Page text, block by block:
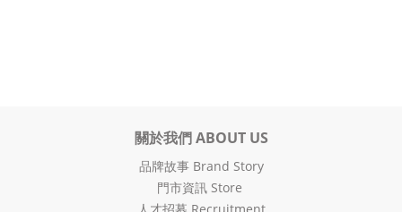
關於我們 ABOUT US
品牌故事 Brand Story
門市資訊 Store